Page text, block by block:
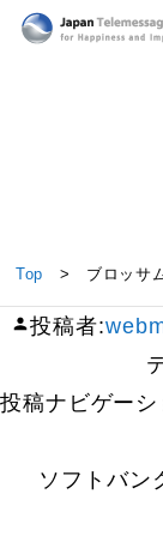
ブロッサム向
Top > ブロッサム
投稿者:
投稿ナビゲーシ
ソフトバン